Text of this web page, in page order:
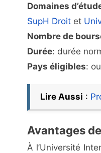
Domaines
SupH Droitet
Nombre de
Durée: durée
Pays éligibles:
Lire Aussi :
Avantages
À l’Université